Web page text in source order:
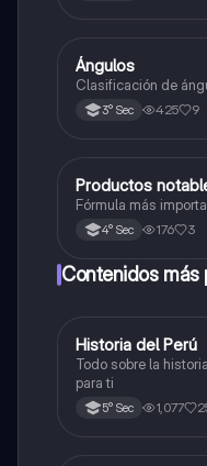
Matemáticas
Ángulos
Clasificación de
3° Sec 425 9
Matemáticas
Productos
Fórmula más
4° Sec 176 3
Contenidos más
Ciencias Sociales
Historia del Perú
Todo sobre la
para ti
5° Sec 1,077